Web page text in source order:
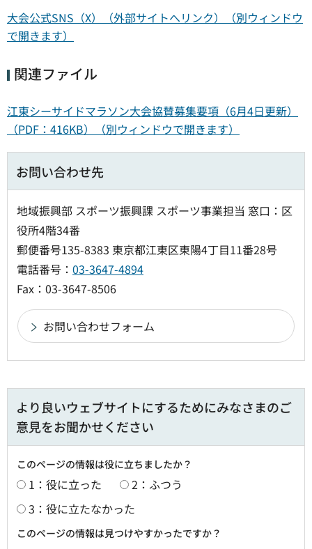
大会公式SNS（X）（外部サイトへリンク）（別ウィンドウ
で開きます）
関連ファイル
江東シーサイドマラソン大会協賛募集要項（6月4日更新）
（PDF：416KB）（別ウィンドウで開きます）
お問い合わせ先
地域振興部 スポーツ振興課 スポーツ事業担当 窓口：区
役所4階34番
郵便番号135-8383 東京都江東区東陽4丁目11番28号
電話番号： 03-3647-4894
Fax：03-3647-8506
より良いウェブサイトにするためにみなさまのご
意見をお聞かせください
このページの情報は役に立ちましたか？
1：役に立った
2：ふつう
3：役に立たなかった
このページの情報は見つけやすかったですか？